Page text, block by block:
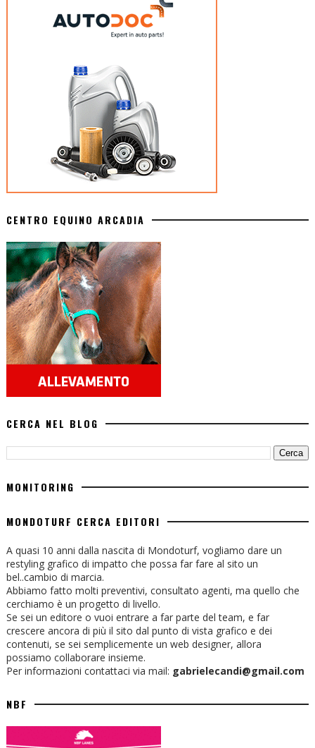
CENTRO EQUINO ARCADIA
CERCA NEL BLOG
MONITORING
MONDOTURF CERCA EDITORI
A quasi 10 anni dalla nascita di Mondoturf, vogliamo dare un
restyling grafico di impatto che possa far fare al sito un
bel..cambio di marcia.
Abbiamo fatto molti preventivi, consultato agenti, ma quello che
cerchiamo è un progetto di livello.
Se sei un editore o vuoi entrare a far parte del team, e far
crescere ancora di più il sito dal punto di vista grafico e dei
contenuti, se sei semplicemente un web designer, allora
possiamo collaborare insieme.
Per informazioni contattaci via mail: gabrielecandi@gmail.com
NBF